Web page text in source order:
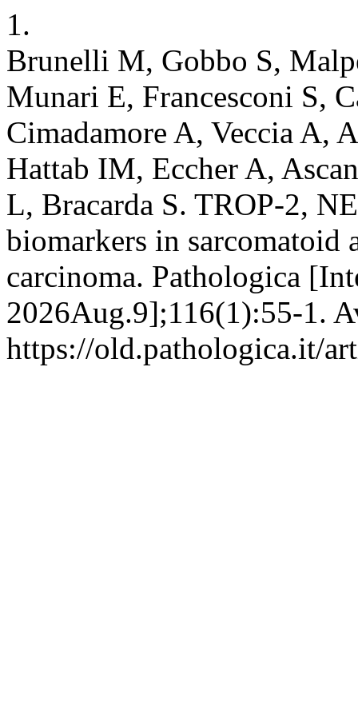
1.
Brunelli M, Gobbo S,
Munari E, Francesconi S,
Cimadamore A, Veccia A,
Hattab IM, Eccher A,
L, Bracarda S. TROP-2,
biomarkers in sarcomatoid
carcinoma. Pathologica
2026Aug.9];116(1):55-1.
https://old.pathologica.it/